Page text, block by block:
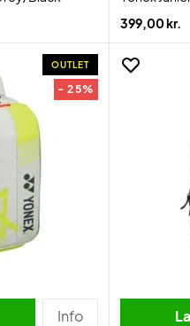
399,00 kr.
OUTLET
- 25%
Info